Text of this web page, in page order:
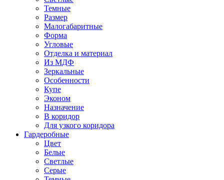
Темные
Размер
Малогабаритные
Форма
Угловые
Отделка и материал
Из МДФ
Зеркальные
Особенности
Купе
Эконом
Назначение
В коридор
Для узкого коридора
Гардеробные
Цвет
Белые
Светлые
Серые